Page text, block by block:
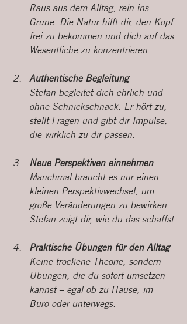
Raus aus dem Alltag, rein ins
Grüne. Die Natur hilft dir, den Kopf
frei zu bekommen und dich auf das
Wesentliche zu konzentrieren.
Authentische Begleitung
Stefan begleitet dich ehrlich und
ohne Schnickschnack. Er hört zu,
stellt Fragen und gibt dir Impulse,
die wirklich zu dir passen.
Neue Perspektiven einnehmen
Manchmal braucht es nur einen
kleinen Perspektivwechsel, um
große Veränderungen zu bewirken.
Stefan zeigt dir, wie du das schaffst.
Praktische Übungen für den Alltag
Keine trockene Theorie, sondern
Übungen, die du sofort umsetzen
kannst – egal ob zu Hause, im
Büro oder unterwegs.